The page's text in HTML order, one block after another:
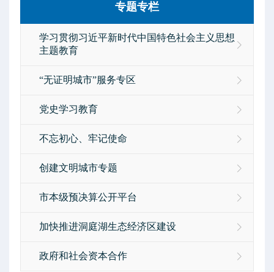
专题专栏
学习贯彻习近平新时代中国特色社会主义思想
主题教育
“无证明城市”服务专区
党史学习教育
不忘初心、牢记使命
创建文明城市专题
市本级预决算公开平台
加快推进洞庭湖生态经济区建设
政府和社会资本合作